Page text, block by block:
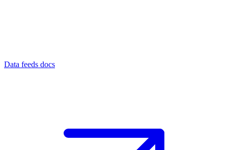
Data feeds docs